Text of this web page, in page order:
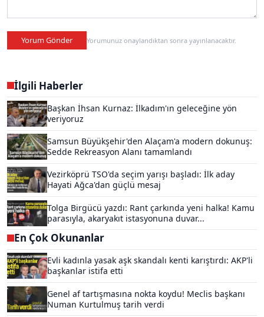
Yorum Gönder Yorumunuz onaylandıktan sonra yayınlanacaktır.
İlgili Haberler
Başkan İhsan Kurnaz: İlkadım'ın geleceğine yön
veriyoruz
Samsun Büyükşehir'den Alaçam'a modern dokunuş:
Sedde Rekreasyon Alanı tamamlandı
Vezirköprü TSO'da seçim yarışı başladı: İlk aday
Hayati Ağca'dan güçlü mesaj
Tolga Birgücü yazdı: Rant çarkında yeni halka! Kamu
parasıyla, akaryakıt istasyonuna duvar...
En Çok Okunanlar
Evli kadınla yasak aşk skandalı kenti karıştırdı: AKP'li
başkanlar istifa etti
Genel af tartışmasına nokta koydu! Meclis başkanı
Numan Kurtulmuş tarih verdi